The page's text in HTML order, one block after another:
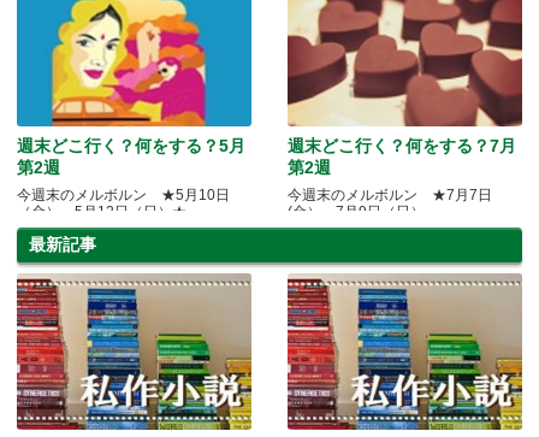
週末どこ行く？何をする？5月
第2週
今週末のメルボルン ★5月10日
（金）～5月12日（日）★
週末どこ行く？何をする？7月
第2週
今週末のメルボルン ★7月7日
(金）～7月9日（日）
最新記事